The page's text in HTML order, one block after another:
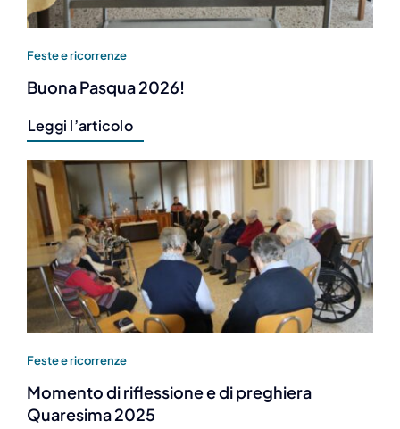
Feste e ricorrenze
Buona Pasqua 2026!
Leggi l’articolo
Feste e ricorrenze
Momento di riflessione e di preghiera
Quaresima 2025